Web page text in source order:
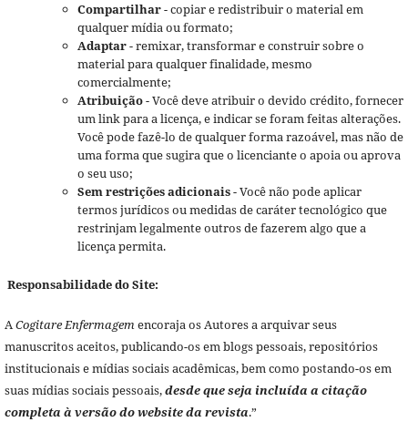
Compartilhar- copiar e redistribuir o material em
qualquer mídia ou formato;
Adaptar- remixar, transformar e construir sobre o
material para qualquer finalidade, mesmo
comercialmente;
Atribuição- Você deve atribuir o devido crédito, fornecer
um link para a licença, e indicar se foram feitas alterações.
Você pode fazê-lo de qualquer forma razoável, mas não de
uma forma que sugira que o licenciante o apoia ou aprova
o seu uso;
Sem restrições adicionais- Você não pode aplicar
termos jurídicos ou medidas de caráter tecnológico que
restrinjam legalmente outros de fazerem algo que a
licença permita.
Responsabilidade do Site:
ACogitare Enfermagemencoraja os Autores a arquivar seus
manuscritos aceitos, publicando-os em blogs pessoais, repositórios
institucionais e mídias sociais acadêmicas, bem como postando-os em
suas mídias sociais pessoais,desde que seja incluída a citação
completa à versão do website da revista.”